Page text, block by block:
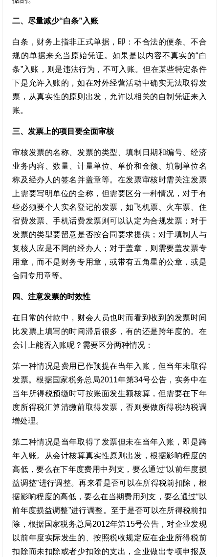
二、尽量减少“白条”入账
白条，财务上指非正式单据，即：不合法的便条、不合
规的单据来充当原始凭证。如果是以内容不真实的“白
条”入账，则是违法行为，不可入账。但在某些特定条件
下是允许入账的，如在对外经营活动中确实无法取得发
票，从真实性的原则出发，允许以相关的自制凭证来入
账。
三、发票上的项目要全面审核
审核发票的名称、发票的类型、填制日期和编号、经济
业务内容、数量、计量单位、单价和金额、填制单位名
称及经办人的签名并盖章等。在发票审核时需关注发票
上需要写明单位的全称，但需要区分一种情况，对于有
些必须要个人实名登记的发票，如飞机票、火车票、住
宿费发票、手机话费发票则可以认定为合规发票；对于
发票的类型要留意是否按合同要求提供；对于填制人与
复核人应是不同的经办人；对于盖章，则需要盖发票专
用章，而不是财务专用章，或带有五角星的公章，或是
合同专用章等。
四、注意发票的时效性
在日常的付款中，财会人员也时而看到收到的发票时间
比发票上填写的时间滞后很多，有的还是跨年度的。在
会计上能否入账呢？需要区分两种情况：
第一种情况是费用已作预提在当年入账，但当年未取得
发票。根据国家税务总局2011年第34号公告，实务中在
当年所得税预缴时可按账面发生额核算，但需要在下年
度所得税汇算清缴前取得发票，否则要做所得税纳税调
增处理。
第二种情况是当年取得了发票但未在当年入账，即是跨
年入账。从会计核算真实性原则出发，根据影响程度的
高低，要么在下年度费用中列支，要么通过“以前年度损
益调整”进行调整。再来看是否可以在所得税前扣除，根
据影响程度的高低，要么在当期费用列支，要么通过“以
前年度损益调整”进行调整。至于是否可以在所得税前扣
除，根据国家税务总局2012年第15号公告，对企业发现
以前年度实际发生的、按照税收规定应在企业所得税前
扣除而未扣除或者少扣除的支出，企业做出专项申报及